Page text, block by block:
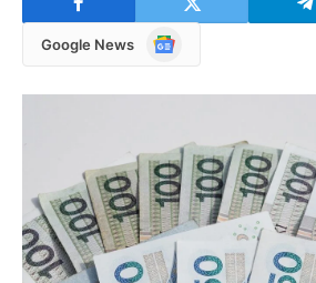
Google News
Google